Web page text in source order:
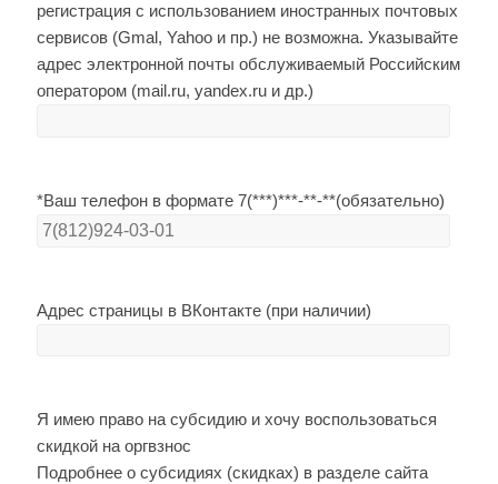
регистрация с использованием иностранных почтовых
сервисов (Gmal, Yahoo и пр.) не возможна. Указывайте
адрес электронной почты обслуживаемый Российским
оператором (mail.ru, yandex.ru и др.)
*Ваш телефон в формате 7(***)***-**-**(обязательно)
Адрес страницы в ВКонтакте (при наличии)
Я имею право на субсидию и хочу воспользоваться
скидкой на оргвзнос
Подробнее о субсидиях (скидках) в разделе сайта